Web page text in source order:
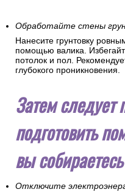
Обработайте стены
Нанесите грунтовку
помощью валика.
потолок и пол.
глубокого проникновения.
Затем следует
подготовить
вы
Отключите